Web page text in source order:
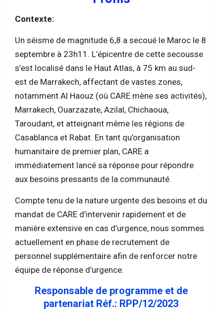
Contexte:
Un séisme de magnitude 6,8 a secoué le Maroc le 8
septembre à 23h11. L’épicentre de cette secousse
s’est localisé dans le Haut Atlas, à 75 km au sud-
est de Marrakech, affectant de vastes zones,
notamment Al Haouz (où CARE mène ses activités),
Marrakech, Ouarzazate, Azilal, Chichaoua,
Taroudant, et atteignant même les régions de
Casablanca et Rabat. En tant qu’organisation
humanitaire de premier plan, CARE a
immédiatement lancé sa réponse pour répondre
aux besoins pressants de la communauté.
Compte tenu de la nature urgente des besoins et du
mandat de CARE d’intervenir rapidement et de
manière extensive en cas d’urgence, nous sommes
actuellement en phase de recrutement de
personnel supplémentaire afin de renforcer notre
équipe de réponse d’urgence.
Responsable de programme et de
partenariat Réf.: RPP/12/2023